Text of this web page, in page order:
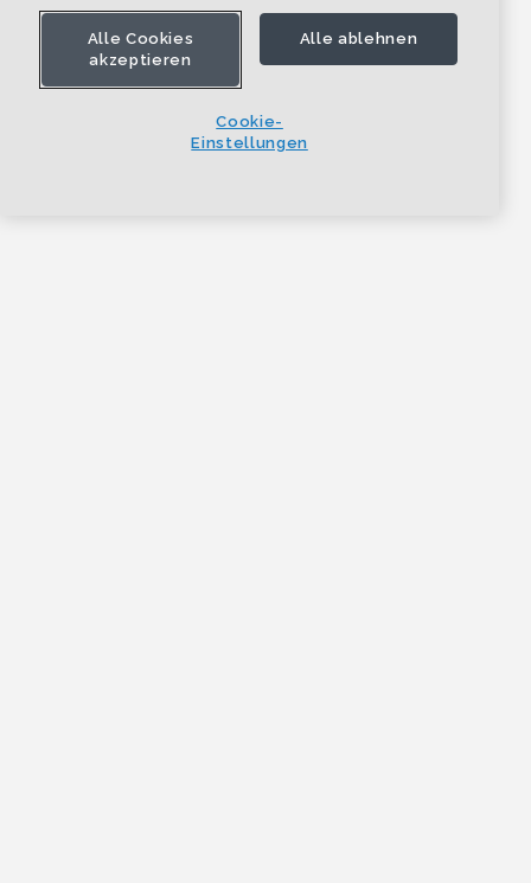
Alle Cookies
akzeptieren
Alle ablehnen
Cookie-
Einstellungen